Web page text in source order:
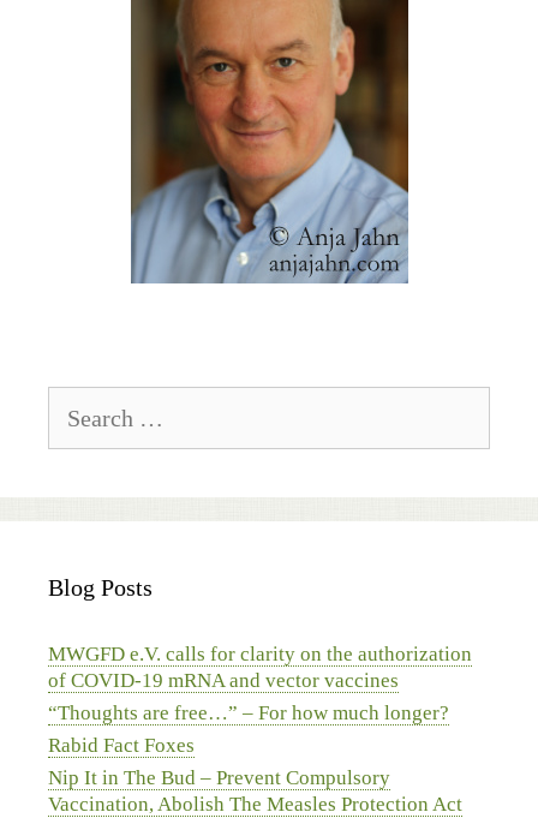
for:
Blog Posts
MWGFD e.V. calls for clarity on the authorization
of COVID-19 mRNA and vector vaccines
“Thoughts are free…” – For how much longer?
Rabid Fact Foxes
Nip It in The Bud – Prevent Compulsory
Vaccination, Abolish The Measles Protection Act